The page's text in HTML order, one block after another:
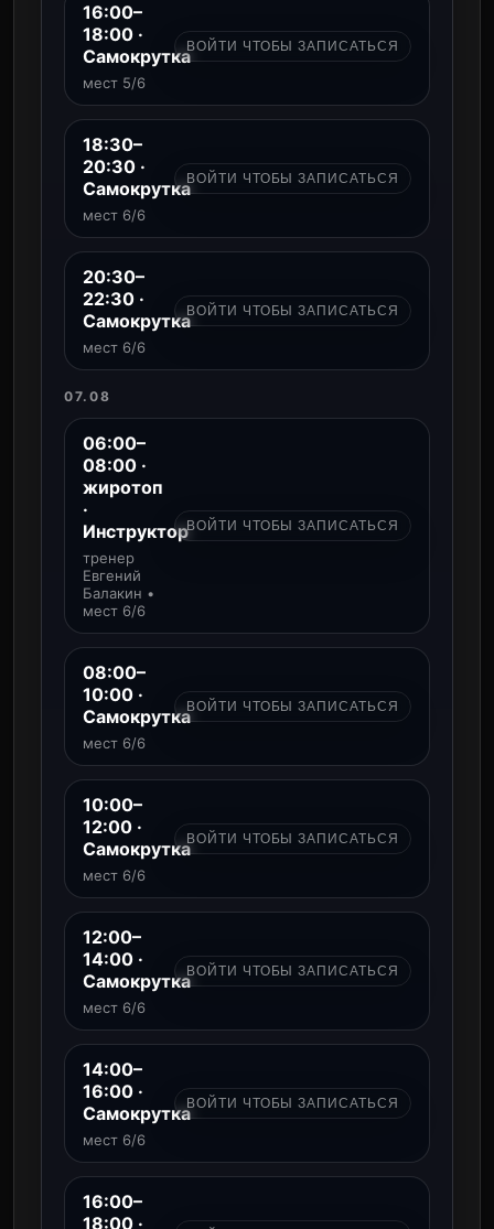
16:00–
18:00 ·
Самокрутка
мест 5/6
ВОЙТИ ЧТОБЫ ЗАПИСАТЬСЯ
18:30–
20:30 ·
Самокрутка
мест 6/6
ВОЙТИ ЧТОБЫ ЗАПИСАТЬСЯ
20:30–
22:30 ·
Самокрутка
мест 6/6
ВОЙТИ ЧТОБЫ ЗАПИСАТЬСЯ
07.08
06:00–
08:00 ·
жиротоп
·
Инструктор
тренер
Евгений
Балакин •
мест 6/6
ВОЙТИ ЧТОБЫ ЗАПИСАТЬСЯ
08:00–
10:00 ·
Самокрутка
мест 6/6
ВОЙТИ ЧТОБЫ ЗАПИСАТЬСЯ
10:00–
12:00 ·
Самокрутка
мест 6/6
ВОЙТИ ЧТОБЫ ЗАПИСАТЬСЯ
12:00–
14:00 ·
Самокрутка
мест 6/6
ВОЙТИ ЧТОБЫ ЗАПИСАТЬСЯ
14:00–
16:00 ·
Самокрутка
мест 6/6
ВОЙТИ ЧТОБЫ ЗАПИСАТЬСЯ
16:00–
18:00 ·